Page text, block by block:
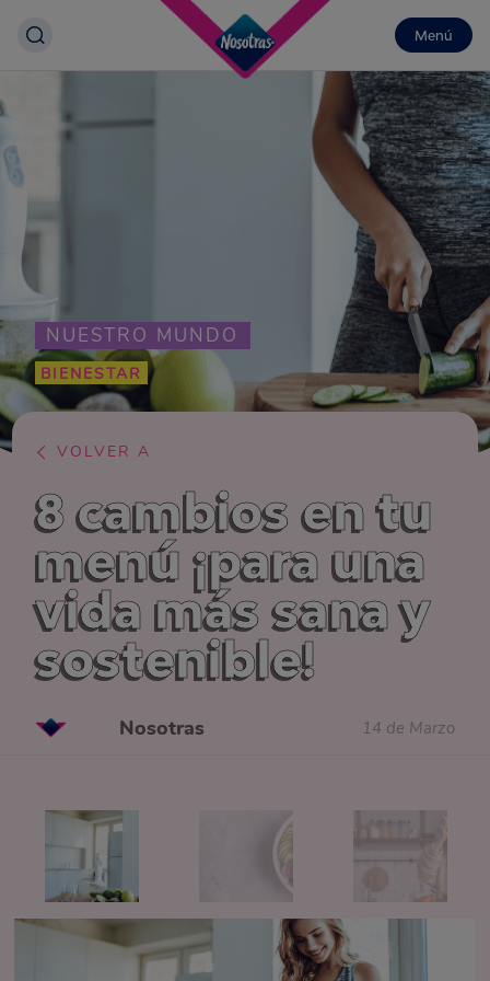
Menú
NUESTRO MUNDO
BIENESTAR
VOLVER A
8 cambios en tu
menú ¡para una
vida más sana y
sostenible!
Nosotras 14 de Marzo